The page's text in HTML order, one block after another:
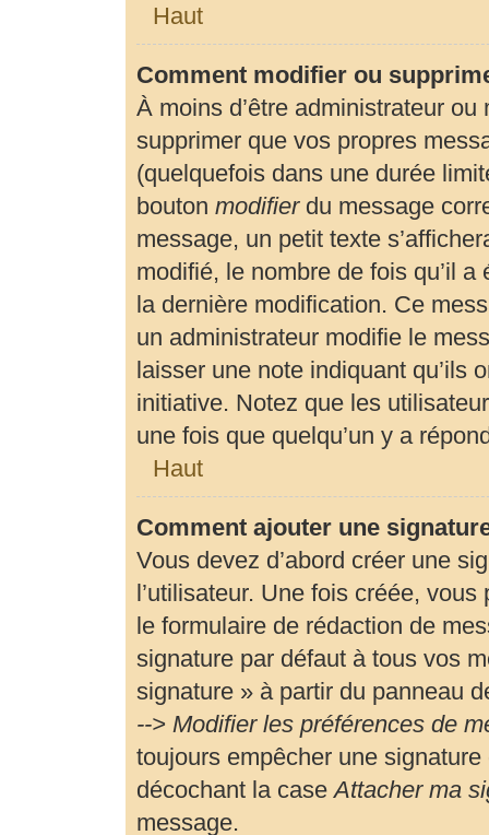
Haut
Comment modifier ou
À moins d’être administrateur
supprimer que vos propres
(quelquefois dans une durée
bouton modifierdu message
message, un petit texte
modifié, le nombre de fois qu’il
la dernière modification. Ce
un administrateur modifie le
laisser une note indiquant qu’ils
initiative. Notez que les
une fois que quelqu’un y a
Haut
Comment ajouter une
Vous devez d’abord créer une
l’utilisateur. Une fois créée,
le formulaire de rédaction de
signature par défaut à tous vos
signature » à partir du panneau
--> Modifier les préférences de
toujours empêcher une
décochant la caseAttacher ma
message.